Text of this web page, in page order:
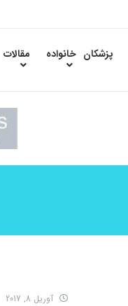
پزشکان خانواده مقالات
آوریل 8, 2017